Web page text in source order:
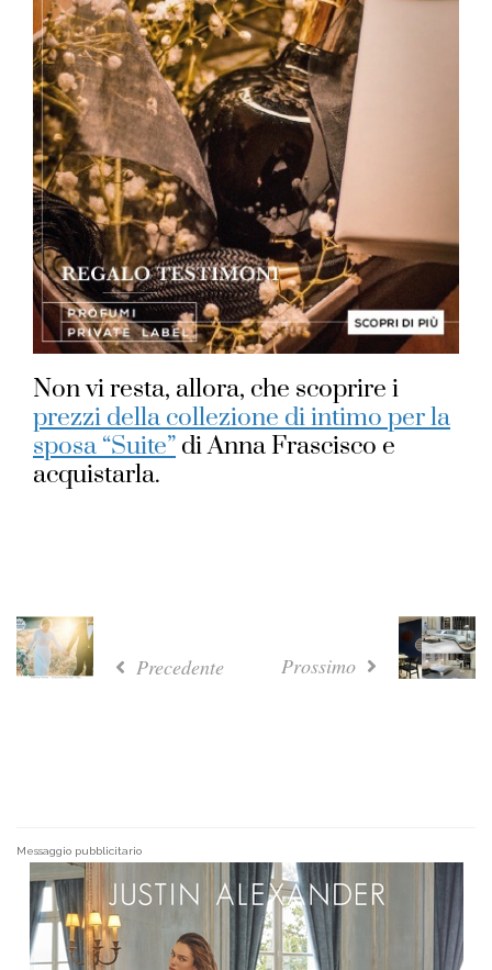
Non vi resta, allora, che scoprire i
prezzi della collezione di intimo per la
sposa “Suite” di Anna Frascisco e
acquistarla.
Precedente Prossimo
Messaggio pubblicitario